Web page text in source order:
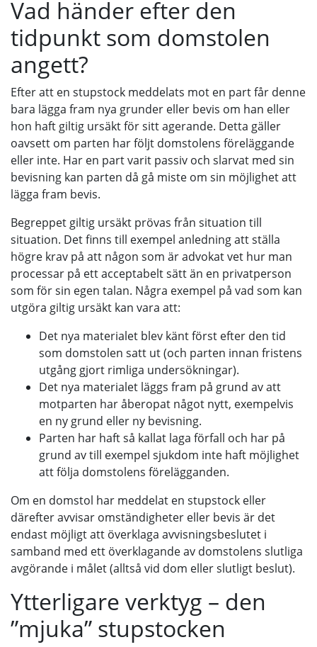
Vad händer efter den
tidpunkt som domstolen
angett?
Efter att en stupstock meddelats mot en part får denne
bara lägga fram nya grunder eller bevis om han eller
hon haft giltig ursäkt för sitt agerande. Detta gäller
oavsett om parten har följt domstolens föreläggande
eller inte. Har en part varit passiv och slarvat med sin
bevisning kan parten då gå miste om sin möjlighet att
lägga fram bevis.
Begreppet giltig ursäkt prövas från situation till
situation. Det finns till exempel anledning att ställa
högre krav på att någon som är advokat vet hur man
processar på ett acceptabelt sätt än en privatperson
som för sin egen talan. Några exempel på vad som kan
utgöra giltig ursäkt kan vara att:
Det nya materialet blev känt först efter den tid
som domstolen satt ut (och parten innan fristens
utgång gjort rimliga undersökningar).
Det nya materialet läggs fram på grund av att
motparten har åberopat något nytt, exempelvis
en ny grund eller ny bevisning.
Parten har haft så kallat laga förfall och har på
grund av till exempel sjukdom inte haft möjlighet
att följa domstolens förelägganden.
Om en domstol har meddelat en stupstock eller
därefter avvisar omständigheter eller bevis är det
endast möjligt att överklaga avvisningsbeslutet i
samband med ett överklagande av domstolens slutliga
avgörande i målet (alltså vid dom eller slutligt beslut).
Ytterligare verktyg – den
”mjuka” stupstocken